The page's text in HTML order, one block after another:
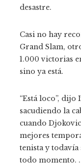
desastre.
Casi no hay
Grand Slam,
1.000 victorias
sino ya está.
“Está loco”,
sacudiendo la
cuando
mejores
tenista y todavía
todo momento. .